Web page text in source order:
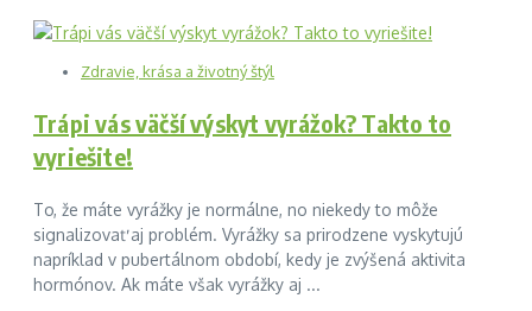
Zdravie, krása a životný štýl
Trápi vás väčší výskyt vyrážok? Takto to
vyriešite!
To, že máte vyrážky je normálne, no niekedy to môže
signalizovať aj problém. Vyrážky sa prirodzene vyskytujú
napríklad v pubertálnom období, kedy je zvýšená aktivita
hormónov. Ak máte však vyrážky aj ...